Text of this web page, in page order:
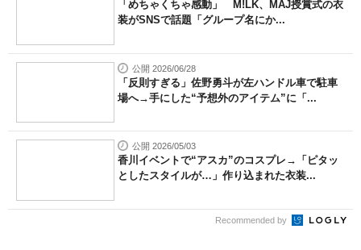
「めちゃくちゃ感動」 M!LK、MAJ授賞式の衣
装がSNSで話題「グループ名にか...
公開 2026/06/28
「反則すぎる」佐野勇斗が左ハンドル車で駐車
場へ→手にした“予想外のアイテム”に「...
公開 2026/05/03
香川イベントで“アスカ”のコスプレ→「ピタッ
としたスタイルが…」作り込まれた衣装...
Recommended by